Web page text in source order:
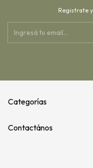
Registrate y
Categorías
Contactános